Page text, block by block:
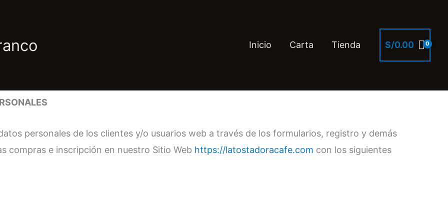
Inicio Carta Tienda S/0.00
personales de los clientes y/o usuarios web a través de los formularios, registro y demás
compras e inscripción en nuestro Sitio Web https://latostadoracafe.com con los siguientes